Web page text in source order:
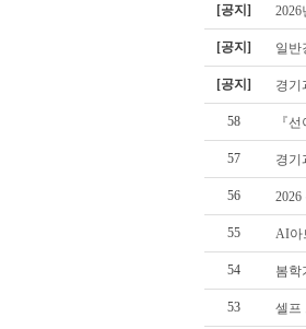
[공지]
[공지] 일
[공지] 경기
58 『
57 경기
56
55 AI아
54 봄
53 셀프